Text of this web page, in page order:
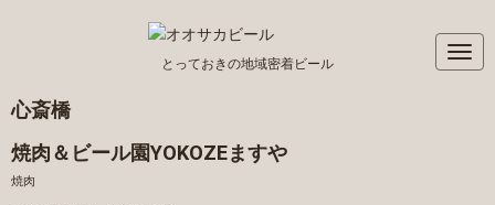
とっておきの地域密着ビール
N
心斎橋
焼肉＆ビール園YOKOZEますや
焼肉